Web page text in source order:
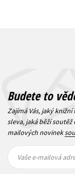
Budete to
Zajímá Vás, jaký
sleva, jaká běží
mailových novinek
mailová
mailová
Vaše e-mailová